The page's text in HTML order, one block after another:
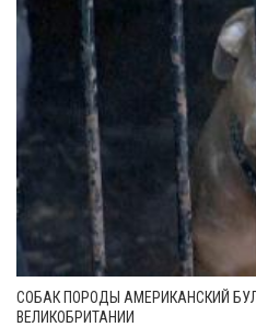
СОБАК ПОРОДЫ АМЕРИКАНСКИЙ
ВЕЛИКОБРИТАНИИ